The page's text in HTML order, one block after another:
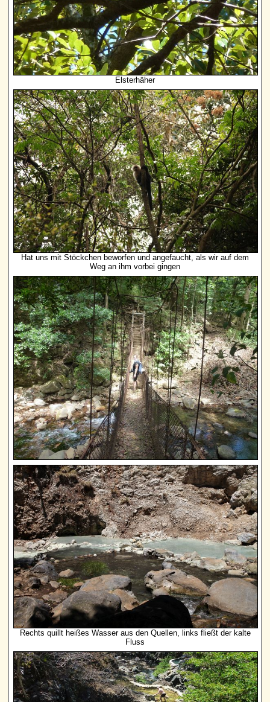
Elsterhäher
Hat uns mit Stöckchen beworfen und angefaucht, als wir auf dem
Weg an ihm vorbei gingen
Rechts quillt heißes Wasser aus den Quellen, links fließt der kalte
Fluss